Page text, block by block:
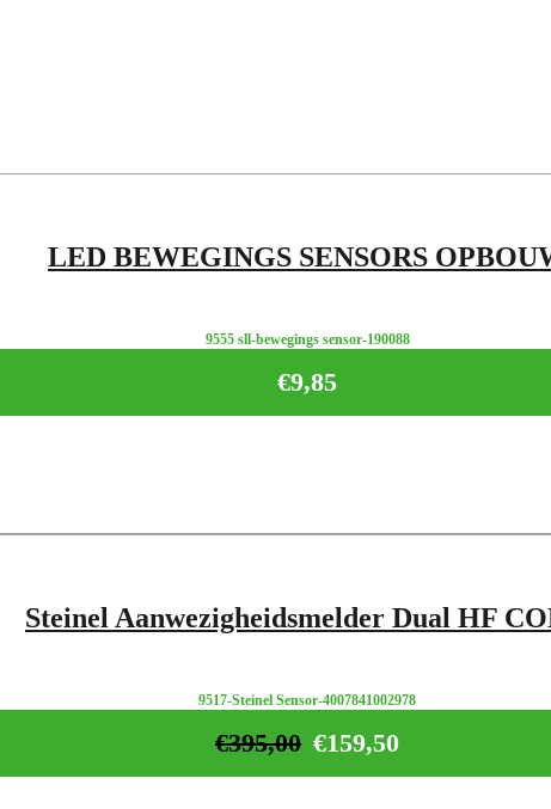
LED BEWEGINGS SENSORS
9555 sll-bewegings sensor-190088
€9,85
Steinel Aanwezigheidsmelder Dual HF
9517-Steinel Sensor-4007841002978
€159,50
€395,00